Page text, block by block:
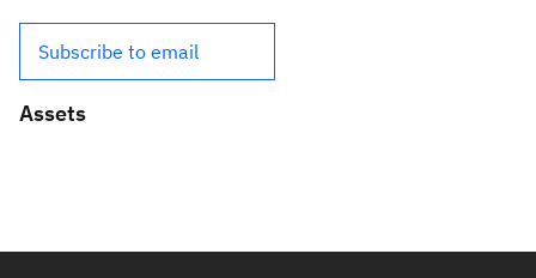
Subscribe to email
Assets